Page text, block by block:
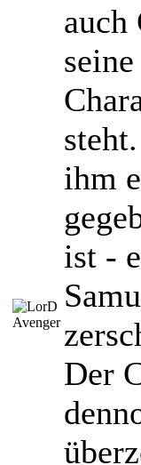
auch
ihm
ist -
Der